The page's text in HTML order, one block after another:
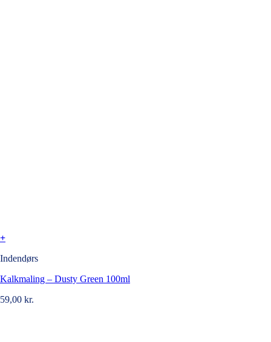
+
Indendørs
Kalkmaling – Dusty Green 100ml
59,00 kr.